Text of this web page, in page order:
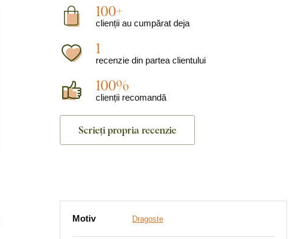
100+
clienții au cumpărat deja
1
recenzie din partea clientului
100%
clienții recomandă
Scrieți propria recenzie
Motiv Dragoste